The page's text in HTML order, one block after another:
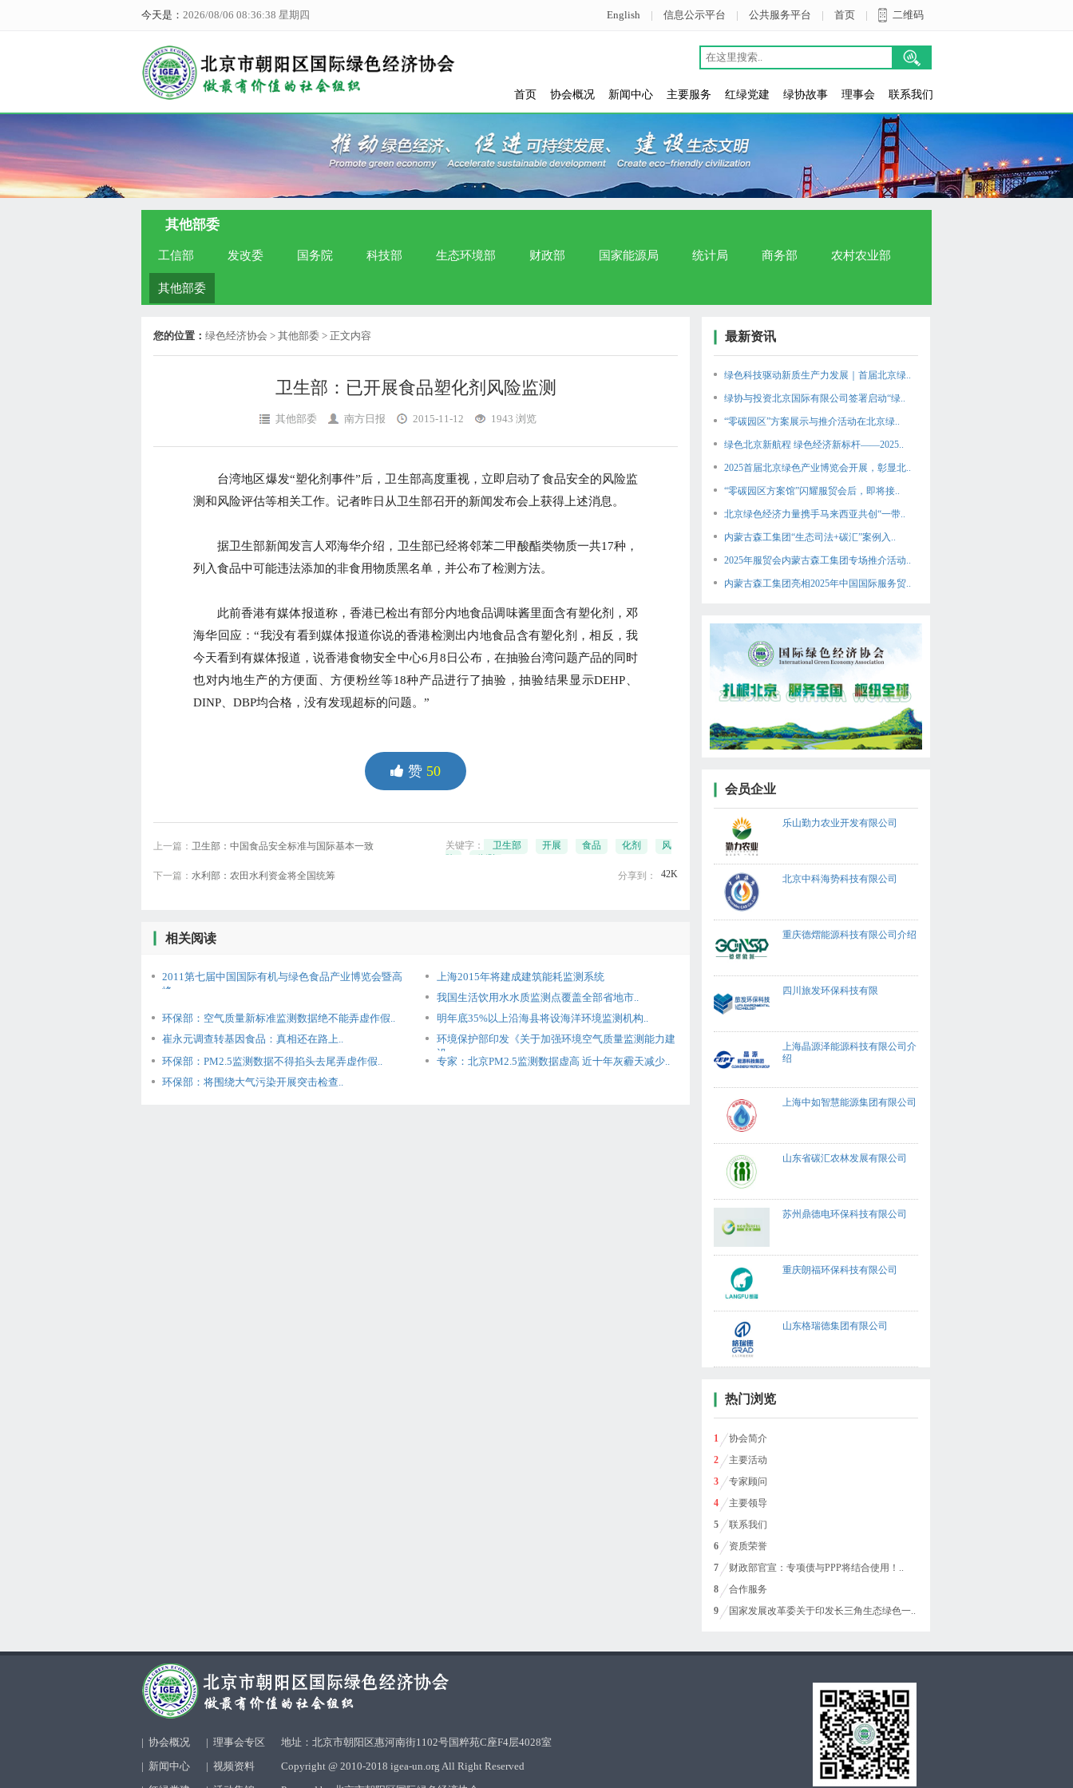
今天是： 2026/08/06 08:36:39 星期四 English | 信息公示平台 | 公共服务平台 | 首页 | 二维码
首页 协会概况 新闻中心 主要服务 红绿党建 绿协故事 理事会 联系我们
其他部委
工信部 发改委 国务院 科技部 生态环境部 财政部 国家能源局 统计局 商务部 农村农业部
其他部委
您的位置： 绿色经济协会 > 其他部委 > 正文内容
卫生部：已开展食品塑化剂风险监测
其他部委 南方日报 2015-11-12 1943 浏览
台湾地区爆发“塑化剂事件”后，卫生部高度重视，立即启动了食品安全的风险监
测和风险评估等相关工作。记者昨日从卫生部召开的新闻发布会上获得上述消息。
据卫生部新闻发言人邓海华介绍，卫生部已经将邻苯二甲酸酯类物质一共17种，
列入食品中可能违法添加的非食用物质黑名单，并公布了检测方法。
此前香港有媒体报道称，香港已检出有部分内地食品调味酱里面含有塑化剂，邓
海华回应：“我没有看到媒体报道你说的香港检测出内地食品含有塑化剂，相反，我
今天看到有媒体报道，说香港食物安全中心6月8日公布，在抽验台湾问题产品的同时
也对内地生产的方便面、方便粉丝等18种产品进行了抽验，抽验结果显示DEHP、
DINP、DBP均合格，没有发现超标的问题。”
赞 50
上一篇： 卫生部：中国食品安全标准与国际基本一致
下一篇： 水利部：农田水利资金将全国统筹
关键字： 卫生部 开展 食品 化剂
风
分享到：
42K
相关阅读
2011第七届中国国际有机与绿色食品产业博览会暨高
峰..
上海2015年将建成建筑能耗监测系统
我国生活饮用水水质监测点覆盖全部省地市..
环保部：空气质量新标准监测数据绝不能弄虚作假..
明年底35%以上沿海县将设海洋环境监测机构..
崔永元调查转基因食品：真相还在路上..
环境保护部印发《关于加强环境空气质量监测能力建
设..
环保部：PM2.5监测数据不得掐头去尾弄虚作假..
专家：北京PM2.5监测数据虚高 近十年灰霾天减少..
环保部：将围绕大气污染开展突击检查..
最新资讯
绿色科技驱动新质生产力发展｜首届北京绿..
绿协与投资北京国际有限公司签署启动“绿..
“零碳园区”方案展示与推介活动在北京绿..
绿色北京新航程 绿色经济新标杆——2025..
2025首届北京绿色产业博览会开展，彰显北..
“零碳园区方案馆”闪耀服贸会后，即将接..
北京绿色经济力量携手马来西亚共创“一带..
内蒙古森工集团“生态司法+碳汇”案例入..
2025年服贸会内蒙古森工集团专场推介活动..
内蒙古森工集团亮相2025年中国国际服务贸..
会员企业
乐山勤力农业开发有限公司
北京中科海势科技有限公司
重庆德熠能源科技有限公司介绍
四川旅发环保科技有限
上海晶源泽能源科技有限公司介
绍
上海中如智慧能源集团有限公司
山东省碳汇农林发展有限公司
苏州鼎德电环保科技有限公司
重庆朗福环保科技有限公司
山东格瑞德集团有限公司
热门浏览
1
协会简介
2
主要活动
3
专家顾问
4
主要领导
5
联系我们
6
资质荣誉
7
财政部官宣：专项债与PPP将结合使用！..
8
合作服务
9
国家发展改革委关于印发长三角生态绿色一..
| 协会概况
| 新闻中心
| 理事会专区
| 视频资料
地址：北京市朝阳区惠河南街1102号国粹苑C座F4层4028室
Copyright @ 2010-2018 igea-un.org All Right Reserved